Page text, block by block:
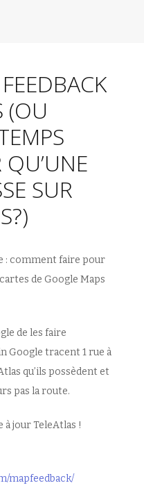
(OU
SUR
: comment faire pour
de Google Maps
de les faire
Google tracent 1 rue à
qu’ils possèdent et
pas la route.
à jour TeleAtlas !
mapfeedback/